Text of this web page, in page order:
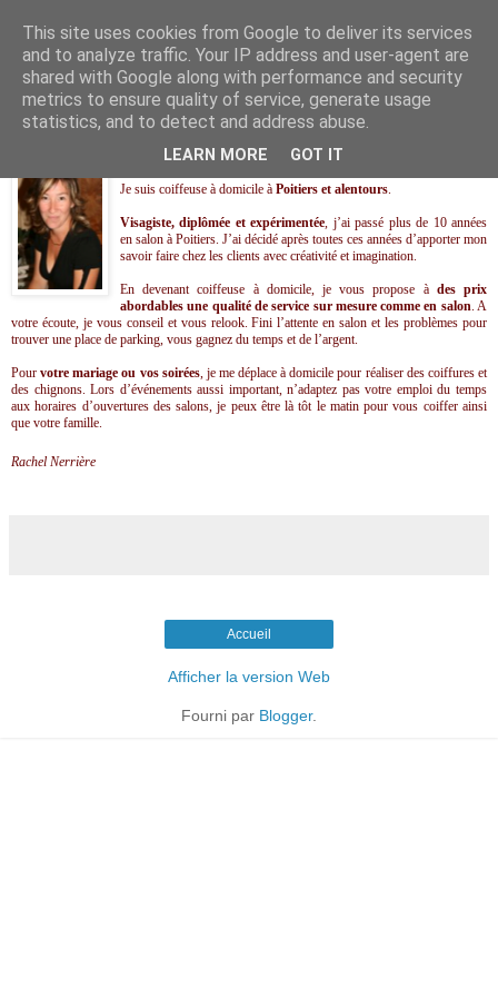
Je suis coiffeuse à domicile à Poitiers et alentours
Visagiste, diplômée et expérimentée , j’ai passé plus de 10 années
en salon à Poitiers. J’ai décidé après toutes ces années d’apporter mon
savoir faire chez les clients avec créativité et imagination.
En devenant coiffeuse à domicile, je vous propose àdes prix
abordables une qualité de service sur mesure comme en salon . A
votre écoute, je vous conseil et vous relook. Fini l’attente en salon et les problèmes pour
trouver une place de parking, vous gagnez du temps et de l’argent.
Pourvotre mariage ou vos soirées, je me déplace à domicile pour réaliser des coiffures et
des chignons. Lors d’événements aussi important, n’adaptez pas votre emploi du temps
aux horaires d’ouvertures des salons, je peux être là tôt le matin pour vous coiffer ainsi
que votre famille.
Rachel Nerrière
Accueil
Afficher la version Web
Fourni par Blogger.
This site uses cookies from Google to deliver its services
and to analyze traffic. Your IP address and user-agent are
shared with Google along with performance and security
metrics to ensure quality of service, generate usage
statistics, and to detect and address abuse.
LEARN MORE GOT IT